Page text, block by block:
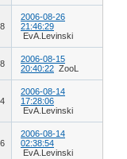
2006-08-26
21:46:29
EvA.Levinski
2006-08-15
20:40:22 ZooL
2006-08-14
17:28:06
EvA.Levinski
2006-08-14
02:38:54
EvA.Levinski